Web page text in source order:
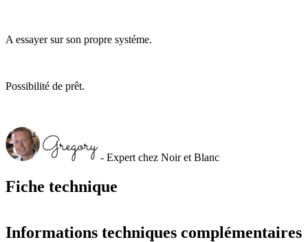
Fiche technique
Informations techniques complémentaires
A essayer sur son propre systéme.
Possibilité de prêt.
- Expert chez Noir et Blanc